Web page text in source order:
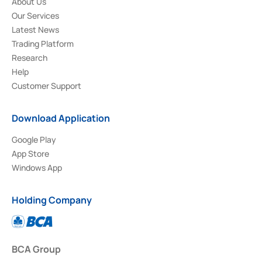
Our Services
Latest News
Trading Platform
Research
Help
Customer Support
Download Application
Google Play
App Store
Windows App
Holding Company
BCA Group